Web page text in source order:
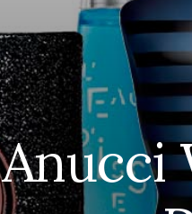
Anucci